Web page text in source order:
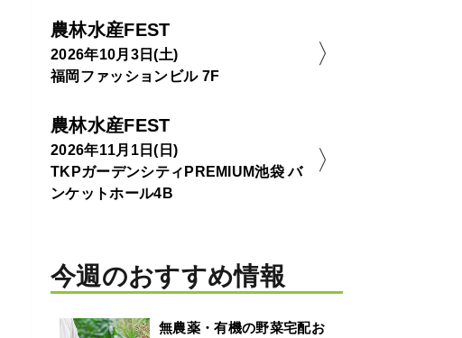
農林水産FEST
2026年10月3日(土)
福岡ファッションビル 7F
農林水産FEST
2026年11月1日(日)
TKPガーデンシティPREMIUM池袋 バ
ンケットホール4B
今週のおすすめ情報
無農薬・有機の野菜宅配お